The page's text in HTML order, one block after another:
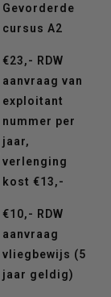
Gevorderde
cursus A2
€23,- RDW
aanvraag van
exploitant
nummer per
jaar,
verlenging
kost €13,-
€10,- RDW
aanvraag
vliegbewijs (5
jaar geldig)